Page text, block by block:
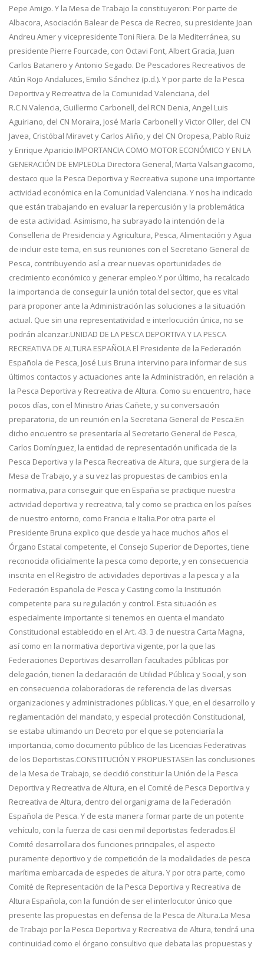
Pepe Amigo. Y la Mesa de Trabajo la constituyeron: Por parte de
Albacora, Asociación Balear de Pesca de Recreo, su presidente Joan
Andreu Amer y vicepresidente Toni Riera. De la Mediterránea, su
presidente Pierre Fourcade, con Octavi Font, Albert Gracia, Juan
Carlos Batanero y Antonio Segado. De Pescadores Recreativos de
Atún Rojo Andaluces, Emilio Sánchez (p.d.). Y por parte de la Pesca
Deportiva y Recreativa de la Comunidad Valenciana, del
R.C.N.Valencia, Guillermo Carbonell, del RCN Denia, Angel Luis
Aguiriano, del CN Moraira, José María Carbonell y Victor Oller, del CN
Javea, Cristóbal Miravet y Carlos Aliño, y del CN Oropesa, Pablo Ruiz
y Enrique Aparicio.IMPORTANCIA COMO MOTOR ECONÓMICO Y EN LA
GENERACIÓN DE EMPLEOLa Directora General, Marta Valsangiacomo,
destaco que la Pesca Deportiva y Recreativa supone una importante
actividad económica en la Comunidad Valenciana. Y nos ha indicado
que están trabajando en evaluar la repercusión y la problemática
de esta actividad. Asimismo, ha subrayado la intención de la
Conselleria de Presidencia y Agricultura, Pesca, Alimentación y Agua
de incluir este tema, en sus reuniones con el Secretario General de
Pesca, contribuyendo así a crear nuevas oportunidades de
crecimiento económico y generar empleo.Y por último, ha recalcado
la importancia de conseguir la unión total del sector, que es vital
para proponer ante la Administración las soluciones a la situación
actual. Que sin una representatividad e interlocución única, no se
podrán alcanzar.UNIDAD DE LA PESCA DEPORTIVA Y LA PESCA
RECREATIVA DE ALTURA ESPAÑOLA El Presidente de la Federación
Española de Pesca, José Luis Bruna intervino para informar de sus
últimos contactos y actuaciones ante la Administración, en relación a
la Pesca Deportiva y Recreativa de Altura. Como su encuentro, hace
pocos días, con el Ministro Arias Cañete, y su conversación
preparatoria, de un reunión en la Secretaria General de Pesca.En
dicho encuentro se presentaría al Secretario General de Pesca,
Carlos Domínguez, la entidad de representación unificada de la
Pesca Deportiva y la Pesca Recreativa de Altura, que surgiera de la
Mesa de Trabajo, y a su vez las propuestas de cambios en la
normativa, para conseguir que en España se practique nuestra
actividad deportiva y recreativa, tal y como se practica en los países
de nuestro entorno, como Francia e Italia.Por otra parte el
Presidente Bruna explico que desde ya hace muchos años el
Órgano Estatal competente, el Consejo Superior de Deportes, tiene
reconocida oficialmente la pesca como deporte, y en consecuencia
inscrita en el Registro de actividades deportivas a la pesca y a la
Federación Española de Pesca y Casting como la Institución
competente para su regulación y control. Esta situación es
especialmente importante si tenemos en cuenta el mandato
Constitucional establecido en el Art. 43. 3 de nuestra Carta Magna,
así como en la normativa deportiva vigente, por la que las
Federaciones Deportivas desarrollan facultades públicas por
delegación, tienen la declaración de Utilidad Pública y Social, y son
en consecuencia colaboradoras de referencia de las diversas
organizaciones y administraciones públicas. Y que, en el desarrollo y
reglamentación del mandato, y especial protección Constitucional,
se estaba ultimando un Decreto por el que se potenciaría la
importancia, como documento público de las Licencias Federativas
de los Deportistas.CONSTITUCIÓN Y PROPUESTASEn las conclusiones
de la Mesa de Trabajo, se decidió constituir la Unión de la Pesca
Deportiva y Recreativa de Altura, en el Comité de Pesca Deportiva y
Recreativa de Altura, dentro del organigrama de la Federación
Española de Pesca. Y de esta manera formar parte de un potente
vehículo, con la fuerza de casi cien mil deportistas federados.El
Comité desarrollara dos funciones principales, el aspecto
puramente deportivo y de competición de la modalidades de pesca
marítima embarcada de especies de altura. Y por otra parte, como
Comité de Representación de la Pesca Deportiva y Recreativa de
Altura Española, con la función de ser el interlocutor único que
presente las propuestas en defensa de la Pesca de Altura.La Mesa
de Trabajo por la Pesca Deportiva y Recreativa de Altura, tendrá una
continuidad como el órgano consultivo que debata las propuestas y